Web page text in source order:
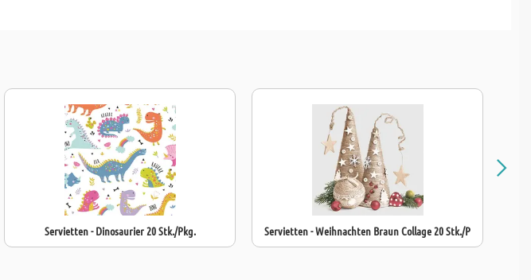
Servietten - Dinosaurier 20 Stk./Pkg. Servietten - Weihnachten Braun Collage 20 Stk./P